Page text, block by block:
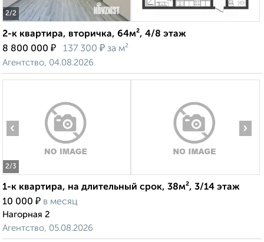
2/2
2-к квартира, вторичка, 64м², 4/8 этаж
8 800 000 ₽ 137 300 ₽ за м²
Агентство, 04.08.2026
2/3
‹ ›
1-к квартира, на длительный срок, 38м², 3/14 этаж
10 000 ₽ в месяц
Нагорная 2
Агентство, 05.08.2026